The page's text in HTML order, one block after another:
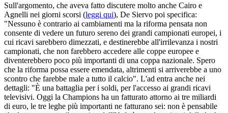
Sull'argomento, che aveva fatto discutere molto anche Cairo e
Agnelli nei giorni scorsi (leggi qui), De Siervo poi specifica:
"Nessuno è contrario ai cambiamenti ma la riforma pensata non
consente di vedere un futuro sereno dei grandi campionati europei, i
cui ricavi sarebbero dimezzati, e destinerebbe all'irrilevanza i nostri
campionati, che non farebbero accedere alle coppe europee e
diventerebbero poco più importanti di una coppa nazionale. Spero
che la riforma possa essere emendata, altrimenti si arriverebbe a uno
scontro che farebbe male a tutto il calcio". L'ad entra anche nei
dettagli: "È una battaglia per i soldi, per l'accesso ai grandi ricavi
televisivi. Oggi la Champions ha un fatturato attorno ai tre miliardi
di euro, le tre leghe più importanti ne fatturano sei: non è pensabile